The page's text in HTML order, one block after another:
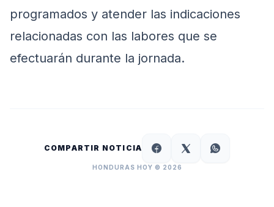
programados y atender las indicaciones
relacionadas con las labores que se
efectuarán durante la jornada.
COMPARTIR NOTICIA
HONDURAS HOY © 2026